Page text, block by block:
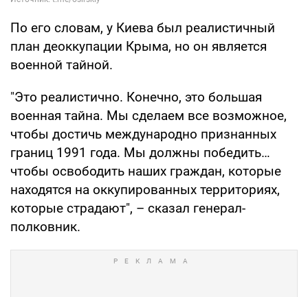
По его словам, у Киева был реалистичный
план деоккупации Крыма, но он является
военной тайной.
"Это реалистично. Конечно, это большая
военная тайна. Мы сделаем все возможное,
чтобы достичь международно признанных
границ 1991 года. Мы должны победить…
чтобы освободить наших граждан, которые
находятся на оккупированных территориях,
которые страдают", – сказал генерал-
полковник.